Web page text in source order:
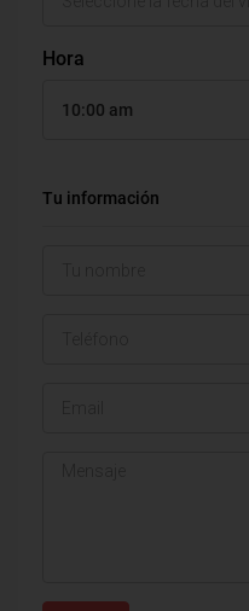
Hora
10:00 am
Tu información